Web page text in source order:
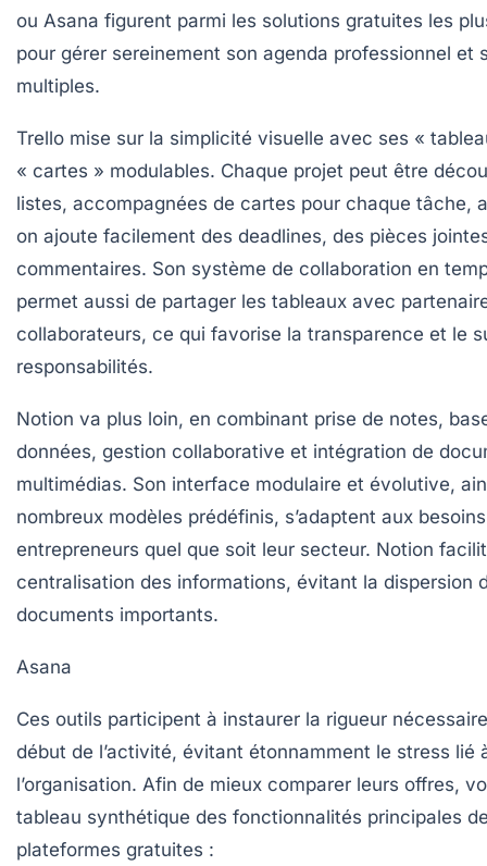
ou Asana figurent parmi les solutions gratuites les
pour gérer sereinement son agenda professionnel et
multiples.
Trello mise sur la simplicité visuelle avec ses «
« cartes » modulables. Chaque projet peut être
listes, accompagnées de cartes pour chaque tâche,
on ajoute facilement des deadlines, des pièces
commentaires. Son système de collaboration en
permet aussi de partager les tableaux avec
collaborateurs, ce qui favorise la transparence et le
responsabilités.
Notion va plus loin, en combinant prise de notes,
données, gestion collaborative et intégration de
multimédias. Son interface modulaire et évolutive,
nombreux modèles prédéfinis, s’adaptent aux
entrepreneurs quel que soit leur secteur. Notion
centralisation des informations, évitant la dispersion
documents importants.
Asana
Ces outils participent à instaurer la rigueur
début de l’activité, évitant étonnamment le stress lié
l’organisation. Afin de mieux comparer leurs offres,
tableau synthétique des fonctionnalités principales
plateformes gratuites :